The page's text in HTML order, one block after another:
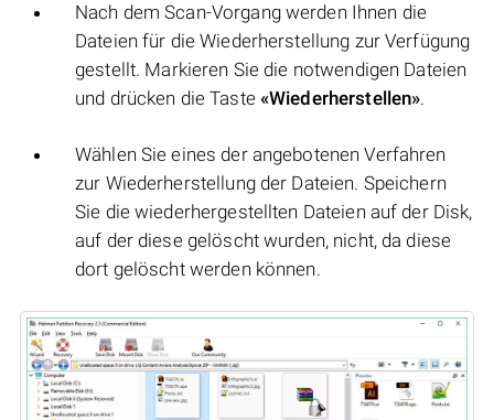
Nach dem Scan-Vorgang werden Ihnen die
Dateien für die Wiederherstellung zur Verfügung
gestellt. Markieren Sie die notwendigen Dateien
und drücken die Taste «Wiederherstellen».
Wählen Sie eines der angebotenen Verfahren
zur Wiederherstellung der Dateien. Speichern
Sie die wiederhergestellten Dateien auf der Disk,
auf der diese gelöscht wurden, nicht, da diese
dort gelöscht werden können.